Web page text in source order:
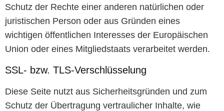
Schutz der Rechte einer anderen natürlichen oder
juristischen Person oder aus Gründen eines
wichtigen öffentlichen Interesses der Europäischen
Union oder eines Mitgliedstaats verarbeitet werden.
SSL- bzw. TLS-Verschlüsselung
Diese Seite nutzt aus Sicherheitsgründen und zum
Schutz der Übertragung vertraulicher Inhalte, wie